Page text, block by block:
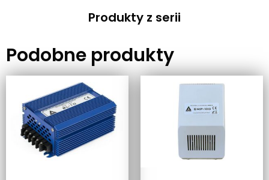
Produkty z serii
Podobne produkty